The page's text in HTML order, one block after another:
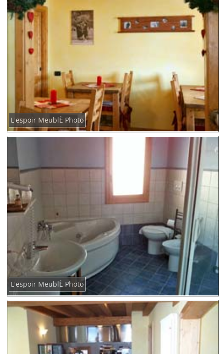
L'espoir MeublÈ Photo
L'espoir MeublÈ Photo